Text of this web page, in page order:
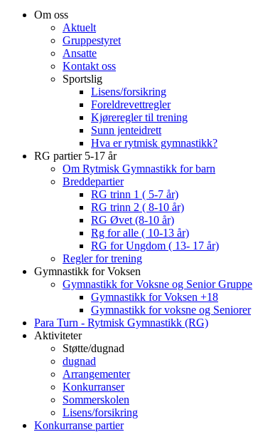
Om oss
Aktuelt
Gruppestyret
Ansatte
Kontakt oss
Sportslig
Lisens/forsikring
Foreldrevettregler
Kjøreregler til trening
Sunn jenteidrett
Hva er rytmisk gymnastikk?
RG partier 5-17 år
Om Rytmisk Gymnastikk for barn
Breddepartier
RG trinn 1 ( 5-7 år)
RG trinn 2 ( 8-10 år)
RG Øvet (8-10 år)
Rg for alle ( 10-13 år)
RG for Ungdom ( 13- 17 år)
Regler for trening
Gymnastikk for Voksen
Gymnastikk for Voksne og Senior Gruppe
Gymnastikk for Voksen +18
Gymnastikk for voksne og Seniorer
Para Turn - Rytmisk Gymnastikk (RG)
Aktiviteter
Støtte/dugnad
dugnad
Arrangementer
Konkurranser
Sommerskolen
Lisens/forsikring
Konkurranse partier